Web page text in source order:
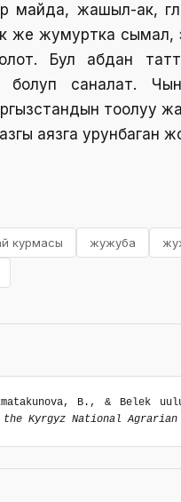
майда, жашыл-ак,
жумуртка сымал,
Бул абдан
болуп саналат.
тоолуу
аязга
курмасы жужуба
B., & Belek
Kyrgyz National